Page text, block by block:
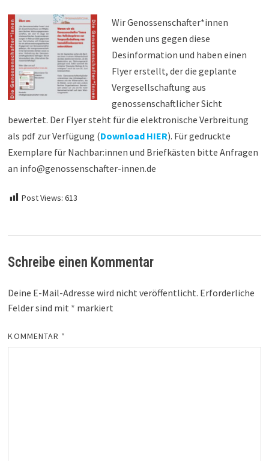
Wir Genossenschafter*innen
wenden uns gegen diese
Desinformation und haben einen
Flyer erstellt, der die geplante
Vergesellschaftung aus
genossenschaftlicher Sicht
bewertet. Der Flyer steht für die elektronische Verbreitung
als pdf zur Verfügung (Download HIER). Für gedruckte
Exemplare für Nachbar:innen und Briefkästen bitte Anfragen
an info@genossenschafter-innen.de
Post Views: 613
Schreibe einen Kommentar
Deine E-Mail-Adresse wird nicht veröffentlicht. Erforderliche
Felder sind mit * markiert
KOMMENTAR *